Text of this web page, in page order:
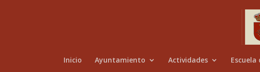
Inicio Ayuntamiento Actividades Escuela